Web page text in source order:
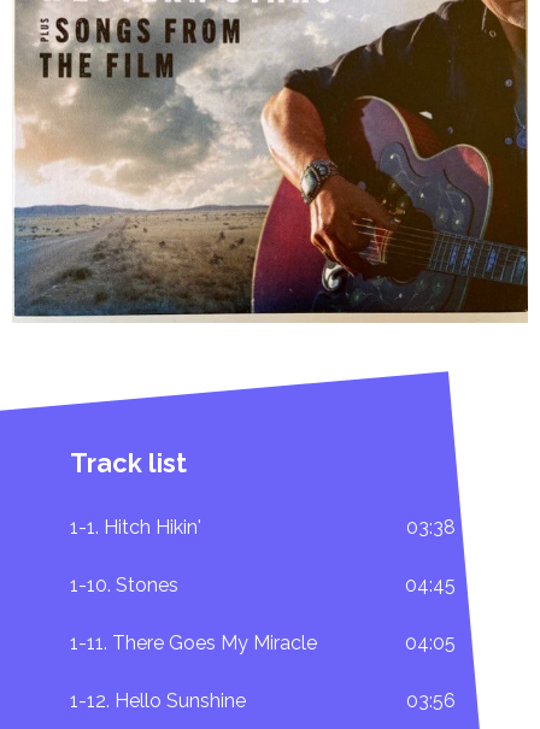
Track list
1-1. Hitch Hikin' 03:38
1-10. Stones 04:45
1-11. There Goes My Miracle 04:05
1-12. Hello Sunshine 03:56